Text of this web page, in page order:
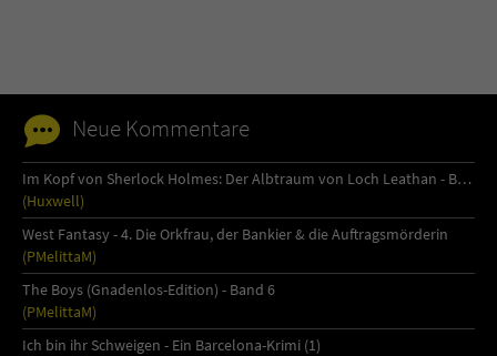
Neue Kommentare
Im Kopf von Sherlock Holmes: Der Albtraum von Loch Leathan - Buch 1
(Huxwell)
West Fantasy - 4. Die Orkfrau, der Bankier & die Auftragsmörderin
(PMelittaM)
The Boys (Gnadenlos-Edition) - Band 6
(PMelittaM)
Ich bin ihr Schweigen - Ein Barcelona-Krimi (1)
Zweck
Name fe_typo_user
Anbieter Literatur-Couch Medien GmbH & Co. KG